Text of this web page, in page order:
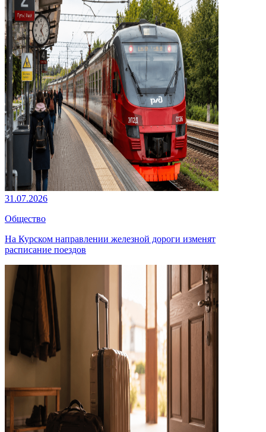
31.07.2026
Общество
На Курском направлении железной дороги изменят
расписание поездов